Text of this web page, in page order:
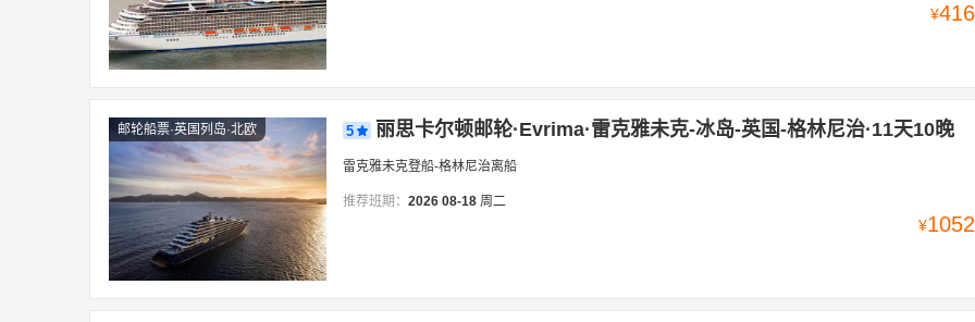
¥
邮轮船票·英国列岛·北欧 5 丽思卡尔顿邮轮·Evrima·雷克雅未克-冰岛-英国-格林尼治·11天10晚
雷克雅未克登船-格林尼治离船
推荐班期： 2026 08-18 周二
¥